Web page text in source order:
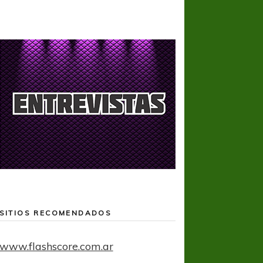
SITIOS RECOMENDADOS
www.flashscore.com.ar